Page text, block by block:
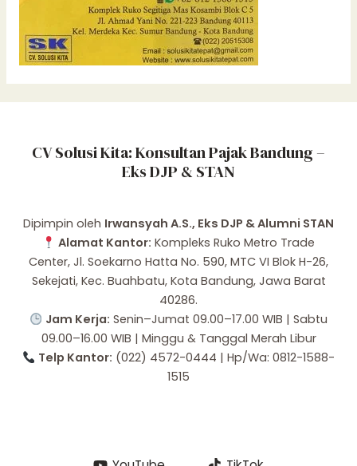
CV Solusi Kita: Konsultan Pajak Bandung –
Eks DJP & STAN
Dipimpin oleh Irwansyah A.S., Eks DJP & Alumni STAN
Alamat Kantor: Kompleks Ruko Metro Trade
Center, Jl. Soekarno Hatta No. 590, MTC VI Blok H-26,
Sekejati, Kec. Buahbatu, Kota Bandung, Jawa Barat
40286.
Jam Kerja: Senin–Jumat 09.00–17.00 WIB | Sabtu
09.00–16.00 WIB | Minggu & Tanggal Merah Libur
Telp Kantor: (022) 4572-0444 | Hp/Wa: 0812-1588-
1515